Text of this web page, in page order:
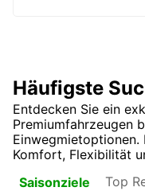
Häufigste
Entdecken Sie ein
Premiumfahrzeugen
Einwegmietoptionen.
Komfort, Flexibilität
Saisonziele
Top